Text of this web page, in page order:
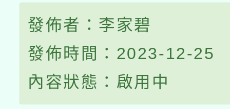
發佈者：李家碧
發佈時間：2023-12-25
內容狀態：啟用中